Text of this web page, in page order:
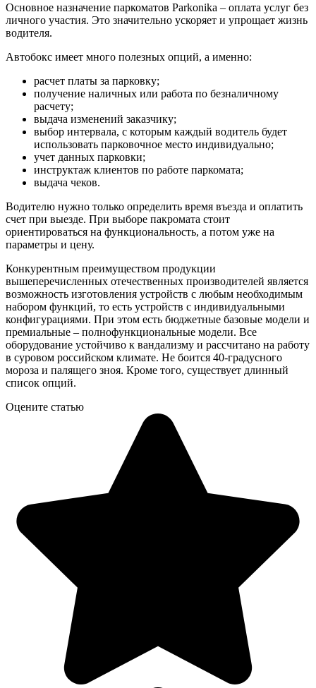
Основное назначение паркоматов Parkonika – оплата услуг без
личного участия. Это значительно ускоряет и упрощает жизнь
водителя.
Автобокс имеет много полезных опций, а именно:
расчет платы за парковку;
получение наличных или работа по безналичному
расчету;
выдача изменений заказчику;
выбор интервала, с которым каждый водитель будет
использовать парковочное место индивидуально;
учет данных парковки;
инструктаж клиентов по работе паркомата;
выдача чеков.
Водителю нужно только определить время въезда и оплатить
счет при выезде. При выборе пакромата стоит
ориентироваться на функциональность, а потом уже на
параметры и цену.
Конкурентным преимуществом продукции
вышеперечисленных отечественных производителей является
возможность изготовления устройств с любым необходимым
набором функций, то есть устройств с индивидуальными
конфигурациями. При этом есть бюджетные базовые модели и
премиальные – полнофункциональные модели. Все
оборудование устойчиво к вандализму и рассчитано на работу
в суровом российском климате. Не боится 40-градусного
мороза и палящего зноя. Кроме того, существует длинный
список опций.
Оцените статью